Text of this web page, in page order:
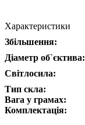
Характеристики
Збільшення:
Діаметр об`єктива:
Світлосила:
Тип скла:
Вага у грамах:
Комплектація: